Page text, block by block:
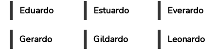
Eduardo Estuardo Everardo
Gerardo Gildardo Leonardo